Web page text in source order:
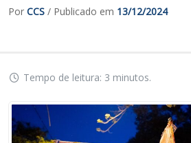
Por CCS / Publicado em 13/12/2024
Tempo de leitura: 3 minutos.